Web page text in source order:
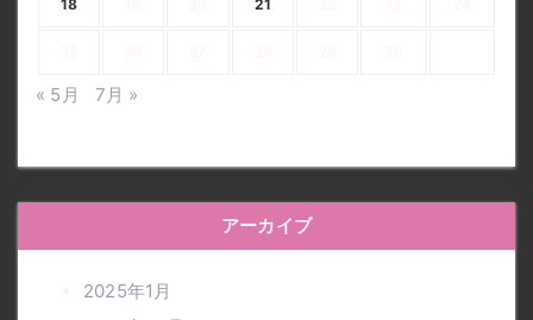
18 21
« 5月 7月 »
アーカイブ
2025年1月